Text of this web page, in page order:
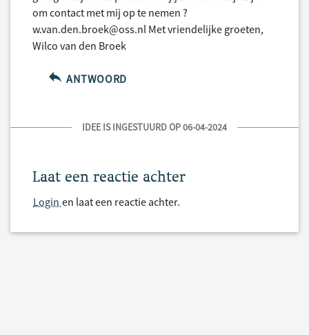
om contact met mij op te nemen ?
w.van.den.broek@oss.nl Met vriendelijke groeten,
Wilco van den Broek
ANTWOORD
IDEE IS INGESTUURD OP 06-04-2024
Laat een reactie achter
Login en laat een reactie achter.